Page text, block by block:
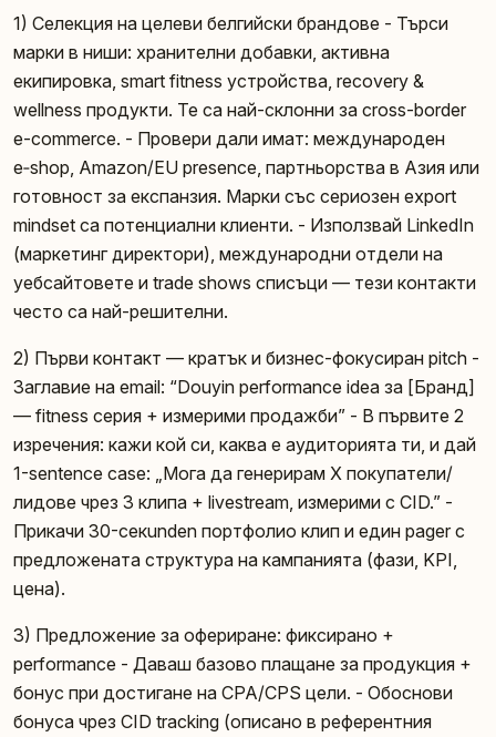
1) Селекция на целеви белгийски брандове - Търси
марки в ниши: хранителни добавки, активна
екипировка, smart fitness устройства, recovery &
wellness продукти. Те са най-склонни за cross-border
e-commerce. - Провери дали имат: международен
e‑shop, Amazon/EU presence, партньорства в Азия или
готовност за експанзия. Марки със сериозен export
mindset са потенциални клиенти. - Използвай LinkedIn
(маркетинг директори), международни отдели на
уебсайтовете и trade shows списъци — тези контакти
често са най-решителни.
2) Първи контакт — кратък и бизнес-фокусиран pitch -
Заглавие на email: “Douyin performance idea за [Бранд]
— fitness серия + измерими продажби” - В първите 2
изречения: кажи кой си, каква е аудиторията ти, и дай
1-sentence case: „Мога да генерирам X покупатели/
лидове чрез 3 клипа + livestream, измерими с CID.” -
Прикачи 30-секunden портфолио клип и един pager с
предложената структура на кампанията (фази, KPI,
цена).
3) Предложение за офериране: фиксирано +
performance - Даваш базово плащане за продукция +
бонус при достигане на CPA/CPS цели. - Обоснови
бонуса чрез CID tracking (описано в референтния